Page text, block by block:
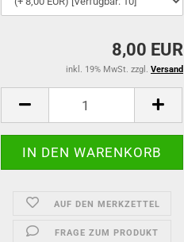
8,00 EUR
inkl. 19% MwSt. zzgl. Versand
AUF DEN MERKZETTEL
FRAGE ZUM PRODUKT